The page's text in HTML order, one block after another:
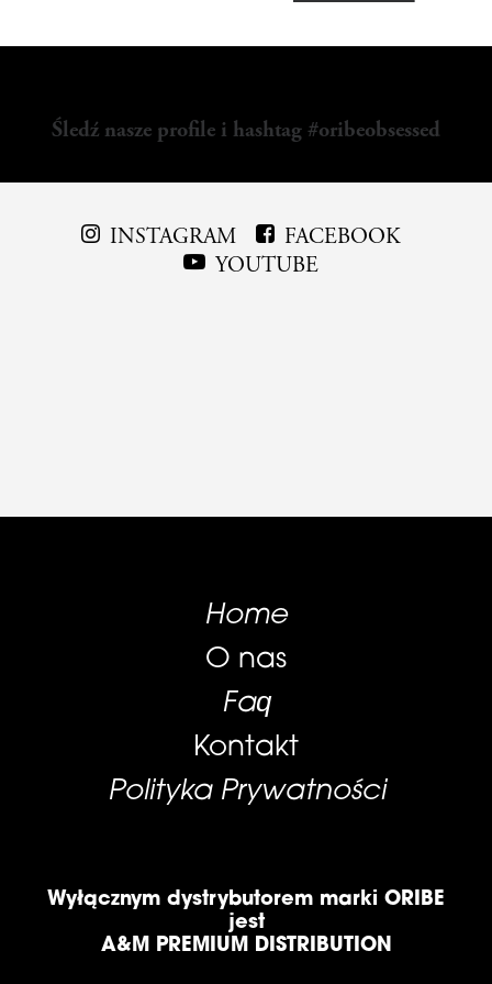
Śledź nasze profile i hashtag #oribeobsessed
INSTAGRAM
FACEBOOK
YOUTUBE
Home
O nas
Faq
Kontakt
Polityka Prywatności
Wyłącznym dystrybutorem marki ORIBE
jest
A&M PREMIUM DISTRIBUTION